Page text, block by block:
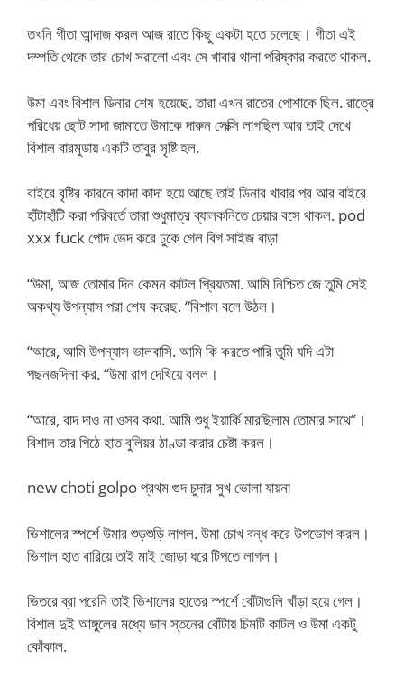
তখনি গীতা আন্দাজ করল আজ রাতে কিছু একটা হতে চলেছে। গীতা এই
দম্পতি থেকে তার চোখ সরালো এবং সে খাবার থালা পরিষ্কার করতে থাকল.
উমা এবং বিশাল ডিনার শেষ হয়েছে. তারা এখন রাতের পোশাকে ছিল. রাত্রে
পরিধেয় ছোট সাদা জামাতে উমাকে দারুন সেক্সি লাগছিল আর তাই দেখে
বিশাল বারমুডায় একটি তাবুর সৃষ্টি হল.
বাইরে বৃষ্টির কারনে কাদা কাদা হয়ে আছে তাই ডিনার খাবার পর আর বাইরে
হাঁটাহাঁটি করা পরিবর্তে তারা শুধুমাত্র ব্যালকনিতে চেয়ার বসে থাকল. pod
xxx fuck পোদ ভেদ করে ঢুকে গেল বিগ সাইজ বাড়া
“উমা, আজ তোমার দিন কেমন কাটল প্রিয়তমা. আমি নিশ্চিত জে তুমি সেই
অকথ্য উপন্যাস পরা শেষ করেছ. “বিশাল বলে উঠল।
“আরে, আমি উপন্যাস ভালবাসি. আমি কি করতে পারি তুমি যদি এটা
পছনজদিনা কর. “উমা রাগ দেখিয়ে বলল।
“আরে, বাদ দাও না ওসব কথা. আমি শুধু ইয়ার্কি মারছিলাম তোমার সাথে”।
বিশাল তার পিঠে হাত বুলিয়র ঠাণ্ডা করার চেষ্টা করল।
new choti golpo প্রথম গুদ চুদার সুখ ভোলা যায়না
ভিশালের স্পর্শে উমার শুড়শুড়ি লাগল. উমা চোখ বন্ধ করে উপভোগ করল।
ভিশাল হাত বারিয়ে তাই মাই জোড়া ধরে টিপতে লাগল।
ভিতরে ব্রা পরেনি তাই ভিশালের হাতের স্পর্শে বোঁটাগুলি খাঁড়া হয়ে গেল।
বিশাল দুই আঙ্গুলের মধ্যে ডান স্তনের বোঁটায় চিমটি কাটল ও উমা একটু
কোঁকাল.